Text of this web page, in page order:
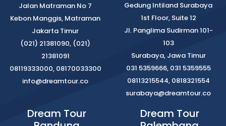
Jalan Matraman No 7
Kebon Manggis, Matraman
Jakarta Timur
(021) 21381090, (021)
21381091
08119333000, 08170033300
info@dreamtour.co
Gedung Intiland Surabaya
1st Floor, Suite 12
Jl. Panglima Sudirman 101-
103
Surabaya, Jawa Timur
031 5359666, 031 5359555
08113215544, 0818321554
surabaya@dreamtour.co
Dream Tour
Dream Tour